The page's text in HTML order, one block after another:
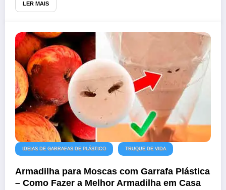
LER MAIS
IDEIAS DE GARRAFAS DE PLÁSTICO TRUQUE DE VIDA
Armadilha para Moscas com Garrafa Plástica
– Como Fazer a Melhor Armadilha em Casa